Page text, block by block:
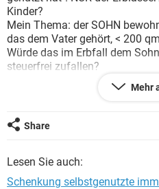
Kinder?
Mein Thema: der SOHN
das dem Vater gehört, < 200
Würde das im Erbfall dem
steuerfrei zufallen?
Oder müsste er ausziehen,
zahlen könnte, weil ja nicht
Rückfrage glauben möchte.
Danke für Hinweise/
Mehr
Share
Lesen Sie auch:
Schenkung selbstgenutzte